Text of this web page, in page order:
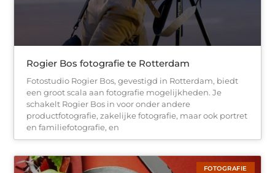
Rogier Bos fotografie te Rotterdam
Fotostudio Rogier Bos, gevestigd in Rotterdam, biedt
een groot scala aan fotografie mogelijkheden. Je
schakelt Rogier Bos in voor onder andere
productfotografie, zakelijke fotografie, maar ook portret
en familiefotografie, en
FOTOGRAFIE